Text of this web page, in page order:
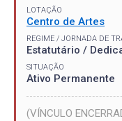
LOTAÇÃO
Centro de Artes
REGIME / JORNADA DE
Estatutário /
SITUAÇÃO
Ativo Permanente
(VÍNCULO